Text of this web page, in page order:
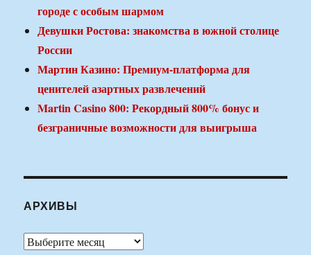
городе с особым шармом
Девушки Ростова: знакомства в южной столице
России
Мартин Казино: Премиум-платформа для
ценителей азартных развлечений
Martin Casino 800: Рекордный 800% бонус и
безграничные возможности для выигрыша
АРХИВЫ
Архивы